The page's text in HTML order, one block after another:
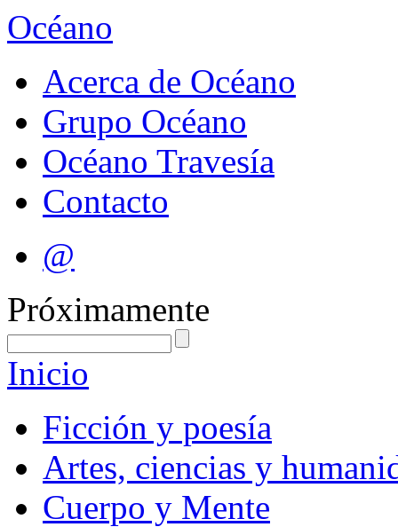
Océano
Acerca de Océano
Grupo Océano
Océano Travesía
Contacto
@
Próximamente
Inicio
Ficción y poesía
Artes, ciencias y
Cuerpo y Mente